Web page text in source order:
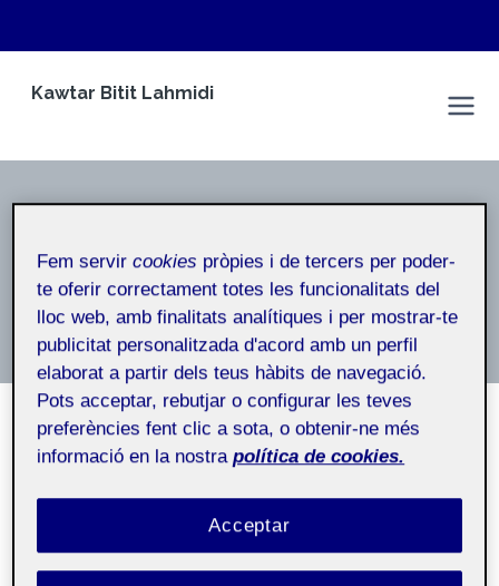
Kawtar Bitit Lahmidi
Autor: Kawtar Bitit Lahmidi
Inici / Kawtar Bitit Lahmidi
NO CATEGORITZAT
Tancament portafoli.
PerKawtar Bitit Lahmidi 24 gener, 2023
Fem servircookies pròpies i de tercers per poder-
te oferir correctament totes les funcionalitats del
lloc web, amb finalitats analítiques i per mostrar-te
publicitat personalitzada d'acord amb un perfil
elaborat a partir dels teus hàbits de navegació.
Pots acceptar, rebutjar o configurar les teves
preferències fent clic a sota, o obtenir-ne més
informació en la nostra política de cookies.
Acceptar